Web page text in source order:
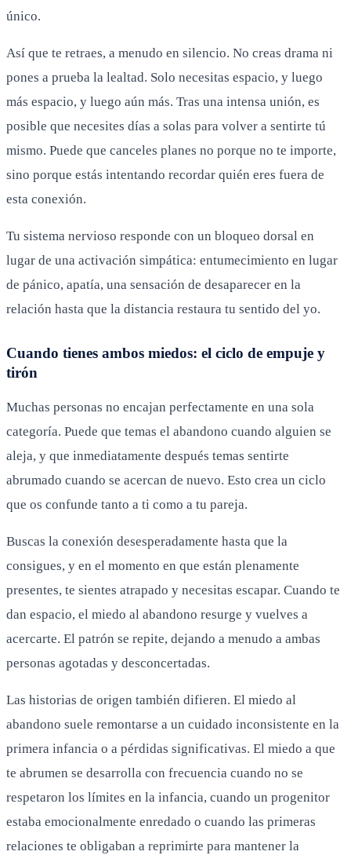
único.
Así que te retraes, a menudo en silencio. No creas drama ni
pones a prueba la lealtad. Solo necesitas espacio, y luego
más espacio, y luego aún más. Tras una intensa unión, es
posible que necesites días a solas para volver a sentirte tú
mismo. Puede que canceles planes no porque no te importe,
sino porque estás intentando recordar quién eres fuera de
esta conexión.
Tu sistema nervioso responde con un bloqueo dorsal en
lugar de una activación simpática: entumecimiento en lugar
de pánico, apatía, una sensación de desaparecer en la
relación hasta que la distancia restaura tu sentido del yo.
Cuando tienes ambos miedos: el ciclo de empuje y
tirón
Muchas personas no encajan perfectamente en una sola
categoría. Puede que temas el abandono cuando alguien se
aleja, y que inmediatamente después temas sentirte
abrumado cuando se acercan de nuevo. Esto crea un ciclo
que os confunde tanto a ti como a tu pareja.
Buscas la conexión desesperadamente hasta que la
consigues, y en el momento en que están plenamente
presentes, te sientes atrapado y necesitas escapar. Cuando te
dan espacio, el miedo al abandono resurge y vuelves a
acercarte. El patrón se repite, dejando a menudo a ambas
personas agotadas y desconcertadas.
Las historias de origen también difieren. El miedo al
abandono suele remontarse a un cuidado inconsistente en la
primera infancia o a pérdidas significativas. El miedo a que
te abrumen se desarrolla con frecuencia cuando no se
respetaron los límites en la infancia, cuando un progenitor
estaba emocionalmente enredado o cuando las primeras
relaciones te obligaban a reprimirte para mantener la